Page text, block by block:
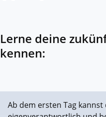
Lerne deine
kennen:
Ab dem ersten Tag